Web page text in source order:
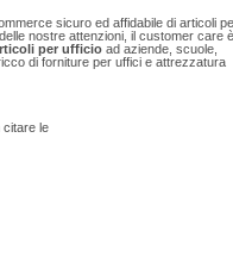
sicuro ed affidabile di articoli
nostre attenzioni, il customer care è
per ufficioad aziende, scuole,
di forniture per uffici e attrezzatura
citare le